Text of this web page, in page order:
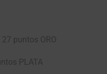
puntos ORO
PLATA